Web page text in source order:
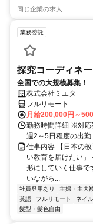
同じ企業の求人
業務委託
探究コーディネ
全国での大規模募集！
株式会社ミエタ
フルリモート
月給200,000円～
勤務時間詳細 ※対
週2～5日程度の出勤
仕事内容 【日本の
い教育を届けたい」
形にしていく仕事で
いながら...
社員登用あり 主婦・主夫
英語
フルリモート ネイ
髪型・髪色自由